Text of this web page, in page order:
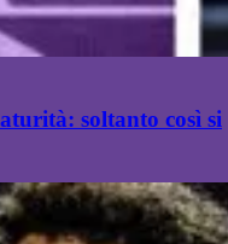
soltanto così si